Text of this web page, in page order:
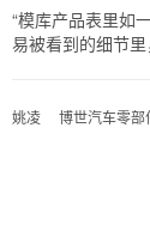
“模库产品表里如
易被看到的细节
姚凌 博世汽车零部